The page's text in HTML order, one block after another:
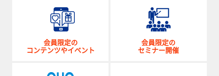
会員限定の
コンテンツやイベント
会員限定の
セミナー開催